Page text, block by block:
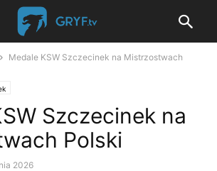
Medale KSW Szczecinek na Mistrzostwach
Szczecinek na
Polski
2026